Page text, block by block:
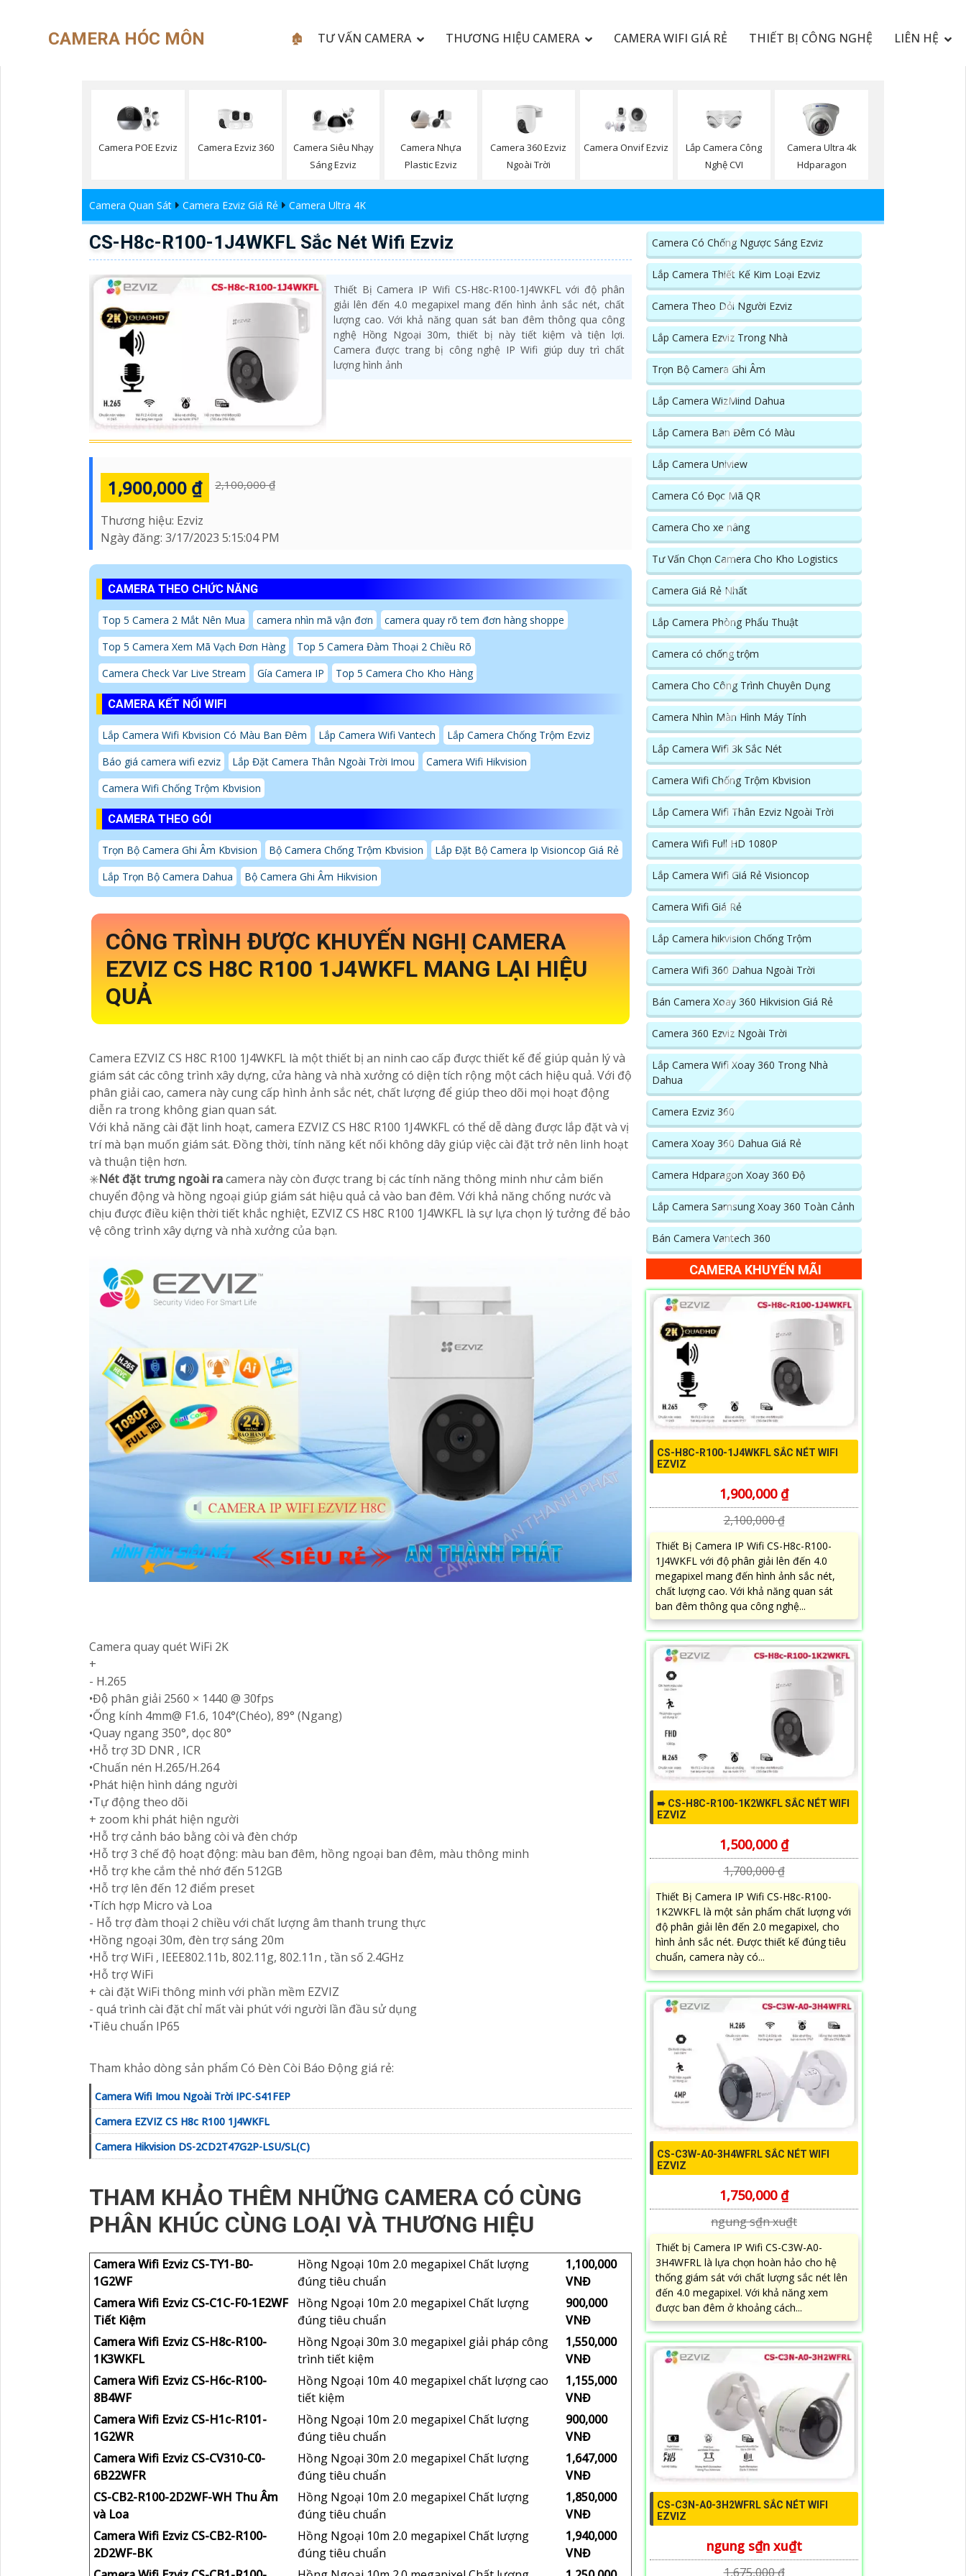
CAMERA HÓC MÔN 🏚 TƯ VẤN CAMERA THƯƠNG HIỆU CAMERA CAMERA WIFI GIÁ RẺ THIẾT BỊ CÔNG NGHỆ LIÊN HỆ
Camera POE Ezviz Camera Ezviz 360
Camera Siêu Nhạy
Sáng Ezviz
Camera Nhựa
Plastic Ezviz
Camera 360 Ezviz
Ngoài Trời
Camera Onvif Ezviz
Lắp Camera Công
Nghệ CVI
Camera Ultra 4k
Hdparagon
Camera Quan Sát Camera Ezviz Giá Rẻ Camera Ultra 4K
CS-H8c-R100-1J4WKFL Sắc Nét Wifi Ezviz
Thiết Bị Camera IP Wifi CS-H8c-R100-1J4WKFL với độ phân
giải lên đến 4.0 megapixel mang đến hình ảnh sắc nét, chất
lượng cao. Với khả năng quan sát ban đêm thông qua công
nghệ Hồng Ngoại 30m, thiết bị này tiết kiệm và tiện lợi.
Camera được trang bị công nghệ IP Wifi giúp duy trì chất
lượng hình ảnh
1,900,000 ₫ 2,100,000 ₫
Thương hiệu: Ezviz
Ngày đăng: 3/17/2023 5:15:04 PM
CAMERA THEO CHỨC NĂNG
Top 5 Camera 2 Mắt Nên Mua camera nhìn mã vận đơn
camera quay rõ tem đơn hàng shoppe
Top 5 Camera Xem Mã Vạch Đơn Hàng
Top 5 Camera Đàm Thoại 2 Chiều Rõ
Camera Check Var Live Stream
Gía Camera IP Top 5 Camera Cho Kho Hàng
CAMERA KẾT NỐI WIFI
Lắp Camera Wifi Kbvision Có Màu Ban Đêm Lắp Camera Wifi Vantech
Lắp Camera Chống Trộm Ezviz
Báo giá camera wifi ezviz
Lắp Đặt Camera Thân Ngoài Trời Imou
Camera Wifi Hikvision
Camera Wifi Chống Trộm Kbvision
CAMERA THEO GÓI
Trọn Bộ Camera Ghi Âm Kbvision Bộ Camera Chống Trộm Kbvision
Lắp Đặt Bộ Camera Ip Visioncop Giá Rẻ
Lắp Trọn Bộ Camera Dahua
Bộ Camera Ghi Âm Hikvision
CÔNG TRÌNH ĐƯỢC KHUYẾN NGHỊ CAMERA
EZVIZ CS H8C R100 1J4WKFL MANG LẠI HIỆU
QUẢ
Camera EZVIZ CS H8C R100 1J4WKFL là một thiết bị an ninh cao cấp được thiết kế để giúp quản lý và
giám sát các công trình xây dựng, cửa hàng và nhà xưởng có diện tích rộng một cách hiệu quả. Với độ
phân giải cao, camera này cung cấp hình ảnh sắc nét, chất lượng để giúp theo dõi mọi hoạt động
diễn ra trong không gian quan sát.
Với khả năng cài đặt linh hoạt, camera EZVIZ CS H8C R100 1J4WKFL có thể dễ dàng được lắp đặt và vị
trí mà bạn muốn giám sát. Đồng thời, tính năng kết nối không dây giúp việc cài đặt trở nên linh hoạt
và thuận tiện hơn.
✳️Nét đặt trưng ngoài racamera này còn được trang bị các tính năng thông minh như cảm biến
chuyển động và hồng ngoại giúp giám sát hiệu quả cả vào ban đêm. Với khả năng chống nước và
chịu được điều kiện thời tiết khắc nghiệt, EZVIZ CS H8C R100 1J4WKFL là sự lựa chọn lý tưởng để bảo
vệ công trình xây dựng và nhà xưởng của bạn.
Camera quay quét WiFi 2K
+
- H.265
•Độ phân giải 2560 × 1440 @ 30fps
•Ống kính 4mm@ F1.6, 104°(Chéo), 89° (Ngang)
•Quay ngang 350°, dọc 80°
•Hỗ trợ 3D DNR , ICR
•Chuấn nén H.265/H.264
•Phát hiện hình dáng người
•Tự động theo dõi
+ zoom khi phát hiện người
•Hỗ trợ cảnh báo bằng còi và đèn chớp
•Hỗ trợ 3 chế độ hoạt động: màu ban đêm, hồng ngoại ban đêm, màu thông minh
•Hỗ trợ khe cắm thẻ nhớ đến 512GB
•Hỗ trợ lên đến 12 điểm preset
•Tích hợp Micro và Loa
- Hỗ trợ đàm thoại 2 chiều với chất lượng âm thanh trung thực
•Hồng ngoại 30m, đèn trợ sáng 20m
•Hỗ trợ WiFi , IEEE802.11b, 802.11g, 802.11n , tần số 2.4GHz
•Hỗ trợ WiFi
+ cài đặt WiFi thông minh với phần mềm EZVIZ
- quá trình cài đặt chỉ mất vài phút với người lần đầu sử dụng
•Tiêu chuẩn IP65
Tham khảo dòng sản phẩm Có Đèn Còi Báo Động giá rẻ:
Camera Wifi Imou Ngoài Trời IPC-S41FEP
Camera EZVIZ CS H8c R100 1J4WKFL
Camera Hikvision DS-2CD2T47G2P-LSU/SL(C)
THAM KHẢO THÊM NHỮNG CAMERA CÓ CÙNG
PHÂN KHÚC CÙNG LOẠI VÀ THƯƠNG HIỆU
Camera Wifi Ezviz CS-TY1-B0-
1G2WF
Hồng Ngoại 10m 2.0 megapixel Chất lượng
đúng tiêu chuẩn
1,100,000
VNĐ
Camera Wifi Ezviz CS-C1C-F0-1E2WF
Tiết Kiệm
Hồng Ngoại 10m 2.0 megapixel Chất lượng
đúng tiêu chuẩn
900,000
VNĐ
Camera Wifi Ezviz CS-H8c-R100-
1K3WKFL
Hồng Ngoại 30m 3.0 megapixel giải pháp công
trình tiết kiệm
1,550,000
VNĐ
Camera Wifi Ezviz CS-H6c-R100-
8B4WF
Hồng Ngoại 10m 4.0 megapixel chất lượng cao
tiết kiệm
1,155,000
VNĐ
Camera Wifi Ezviz CS-H1c-R101-
1G2WR
Hồng Ngoại 10m 2.0 megapixel Chất lượng
đúng tiêu chuẩn
900,000
VNĐ
Camera Wifi Ezviz CS-CV310-C0-
6B22WFR
Hồng Ngoại 30m 2.0 megapixel Chất lượng
đúng tiêu chuẩn
1,647,000
VNĐ
CS-CB2-R100-2D2WF-WH Thu Âm
và Loa
Hồng Ngoại 10m 2.0 megapixel Chất lượng
đúng tiêu chuẩn
1,850,000
VNĐ
Camera Wifi Ezviz CS-CB2-R100-
2D2WF-BK
Hồng Ngoại 10m 2.0 megapixel Chất lượng
đúng tiêu chuẩn
1,940,000
VNĐ
Camera Có Chống Ngược Sáng Ezviz
Lắp Camera Thiết Kế Kim Loại Ezviz
Camera Theo Dỏi Người Ezviz
Lắp Camera Ezviz Trong Nhà
Trọn Bộ Camera Ghi Âm
Lắp Camera WizMind Dahua
Lắp Camera Ban Đêm Có Màu
Lắp Camera Uniview
Camera Có Đọc Mã QR
Camera Cho xe nâng
Tư Vấn Chọn Camera Cho Kho Logistics
Camera Giá Rẻ Nhất
Lắp Camera Phòng Phẩu Thuật
Camera có chống trộm
Camera Cho Công Trình Chuyên Dụng
Camera Nhìn Màn Hình Máy Tính
Lắp Camera Wifi 3k Sắc Nét
Camera Wifi Chống Trộm Kbvision
Lắp Camera Wifi Thân Ezviz Ngoài Trời
Camera Wifi Full HD 1080P
Lắp Camera Wifi Giá Rẻ Visioncop
Camera Wifi Giá Rẻ
Lắp Camera hikvision Chống Trộm
Camera Wifi 360 Dahua Ngoài Trời
Bán Camera Xoay 360 Hikvision Giá Rẻ
Camera 360 Ezviz Ngoài Trời
Lắp Camera Wifi Xoay 360 Trong Nhà
Dahua
Camera Ezviz 360
Camera Xoay 360 Dahua Giá Rẻ
Camera Hdparagon Xoay 360 Độ
Lắp Camera Samsung Xoay 360 Toàn Cảnh
Bán Camera Vantech 360
CAMERA KHUYẾN MÃI
CS-H8C-R100-1J4WKFL SẮC NÉT WIFI
EZVIZ
1,900,000 ₫
2,100,000 ₫
Thiết Bị Camera IP Wifi CS-H8c-R100-
1J4WKFL với độ phân giải lên đến 4.0
megapixel mang đến hình ảnh sắc nét,
chất lượng cao. Với khả năng quan sát
ban đêm thông qua công nghệ...
➠ CS-H8C-R100-1K2WKFL SẮC NÉT WIFI
EZVIZ
1,500,000 ₫
1,700,000 ₫
Thiết Bị Camera IP Wifi CS-H8c-R100-
1K2WKFL là một sản phẩm chất lượng với
độ phân giải lên đến 2.0 megapixel, cho
hình ảnh sắc nét. Được thiết kế đúng tiêu
chuẩn, camera này có...
CS-C3W-A0-3H4WFRL SẮC NÉT WIFI
EZVIZ
1,750,000 ₫
ngung s₫n xu₫t
Thiết bị Camera IP Wifi CS-C3W-A0-
3H4WFRL là lựa chọn hoàn hảo cho hệ
thống giám sát với chất lượng sắc nét lên
đến 4.0 megapixel. Với khả năng xem
được ban đêm ở khoảng cách...
CS-C3N-A0-3H2WFRL SẮC NÉT WIFI
EZVIZ
ngung s₫n xu₫t
1,675,000 ₫